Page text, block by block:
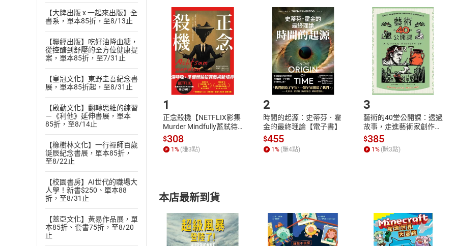
【大牌出版 x 一起來出版】全
書系，單本85折，至8/13止
【聯經出版】吃好油降血糖，
從控醣到舒壓的全方位健康提
案，單本85折，至7/31止
【皇冠文化】東野圭吾紀念書
展，單本85折起，至8/31止
【啟動文化】翻轉思維的練習
－《利他》延伸書展，單本
85折，至8/14止
【橡樹林文化】一行禪師百歲
誕辰紀念書展，單本85折，
至8/22止
【校園書房】AI世代的職場大
人學！新書$250、單本88
折，至8/31止
【蓋亞文化】黃易作品展，單
本85折、套書75折，至8/20
止
且已下載/存取電子書，不得請求退貨退款。
退貨方式：您欲取消訂單或辦理退貨時，請登入樂天市場，並於「我的訂單
貨」，本店鋪將依您的申請進行審核，待審核通過後將為您辦理退款事宜。
請注意，樂天市場須以整筆訂單為單位進行取消/退貨，恕無法以單支商品取
挑選商品
Choose
放入購物車
Shopping cart
登入帳號
Login
購書後，如何開始使用？
Step1.選擇閱讀載具 Step2.登入
1
正念殺機【NETFLIX影集
Murder Mindfully蓄弒待
發】【電子書】
$308
1% (賺3點)
2
時間的起源：史蒂芬．霍
金的最終理論【電子書】
$455
1% (賺4點)
3
藝術的40堂公開課：透過
故事，走進藝術家創作現
場，看藝術如何誕生、如
何形塑人類生活【電子
書】
$385
1% (賺3點)
本店最新到貨